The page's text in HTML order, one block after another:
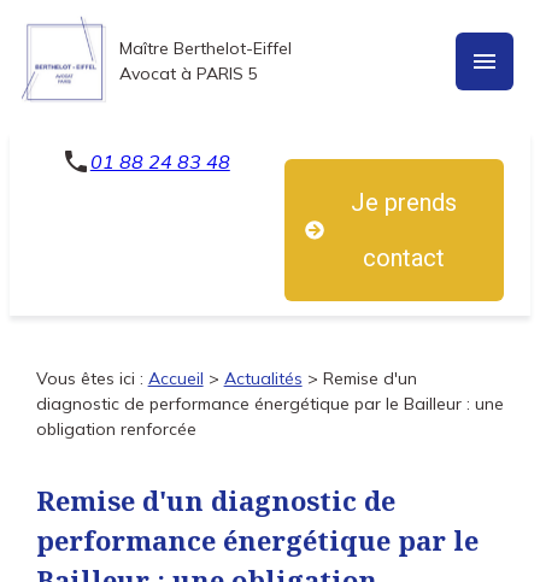
Maître Berthelot-Eiffel
Avocat à PARIS 5
menu
phone 01 88 24 83 48
Je prends
contact
Vous êtes ici : Accueil > Actualités > Remise d'un
diagnostic de performance énergétique par le Bailleur : une
obligation renforcée
Remise d'un diagnostic de
performance énergétique par le
Panneau de gestion des cookies